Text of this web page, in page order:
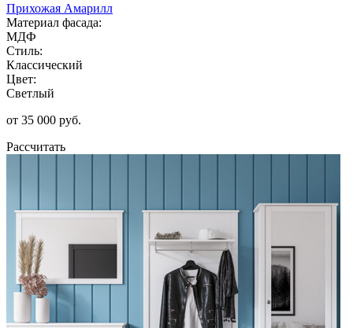
Прихожая Амарилл
Материал фасада:
МДФ
Стиль:
Классический
Цвет:
Светлый
от 35 000 руб.
Рассчитать